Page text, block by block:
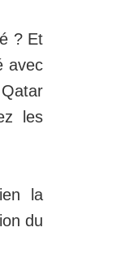
? Et
avec
les
la
du